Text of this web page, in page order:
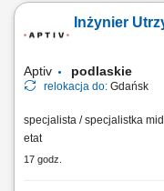
elementów o grubości
dbanie o jakość i
Inżynier
Aptiv podlaskie
relokacja do: Gdańsk
specjalista / specjalistka
etat
17 godz.